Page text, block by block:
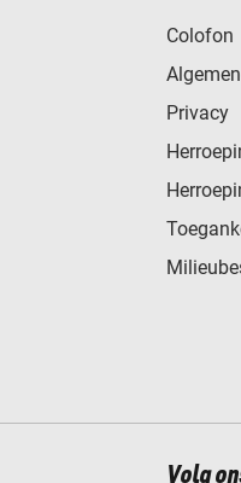
Colofon
Privacy
Volg